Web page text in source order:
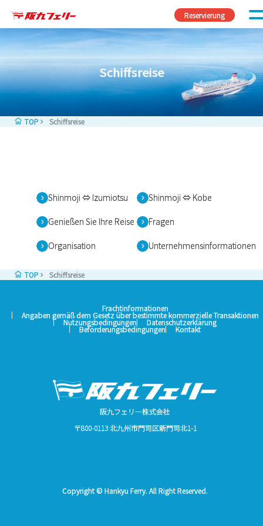
Reservierung
Schiffsreise
TOP Schiffsreise
Shinmoji ⇔ Izumiotsu Shinmoji ⇔ Kobe
Genießen Sie Ihre Reise Fragen
Organisation Unternehmensinformationen
TOP Schiffsreise
Frachtinformationen
Angaben gemäß dem Gesetz über bestimmte kommerzielle Transaktionen
Nutzungsbedingungen Datenschutzerklärung
Beförderungsbedingungen Kontakt
阪九フェリー株式会社
〒800-0113 北九州市門司区新門司北1-1
Copyright © Hankyu Ferry. All Right Reserved.